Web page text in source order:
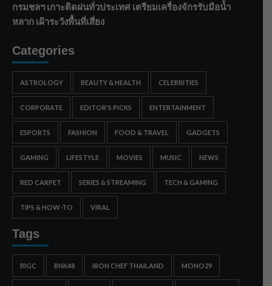
กรมชลฯ เกาะติดฝนทั่วประเทศ เตรียมเครื่องจักรรับมือน้ำ
หลาก เฝ้าระวังพื้นที่เสี่ยง
Categories
ASTROLOGY BEAUTY & HEALTH CELEBRITIES
CORPORATE EDITOR'S PICKS ENTERTAINMENT
ESPORTS FASHION FOOD & TRAVEL GADGETS
GAMING LIFESTYLE MOVIES MUSIC NEWS
RED CARPET SERIES & STREAMING TECH & GAMING
TIPS & HOW-TO VIRAL
Tags
BIGC BNK48 IRON CHEF THAILAND MONO29